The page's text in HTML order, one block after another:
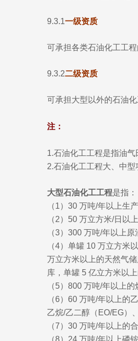
9.3.1一级资质
可承担各类石油化工工程
9.3.2二级资质
可承担大型以外的石油
注：
1.石油化工工程是指油
2.石油化工工程大、中型
大型石油化工工程是指：
（1）30 万吨/年以上生
（2）50 万立方米/日以
（3）300 万吨/年以上
（4）单罐 10 万立方米
万立方米以上的天然气
库，单罐 5 亿立方米以
（5）800 万吨/年以上
（6）60 万吨/年以上的
乙烷/乙二醇（EO/EG）
（7）30 万吨/年以上的
（8）24 万吨/年以上磷